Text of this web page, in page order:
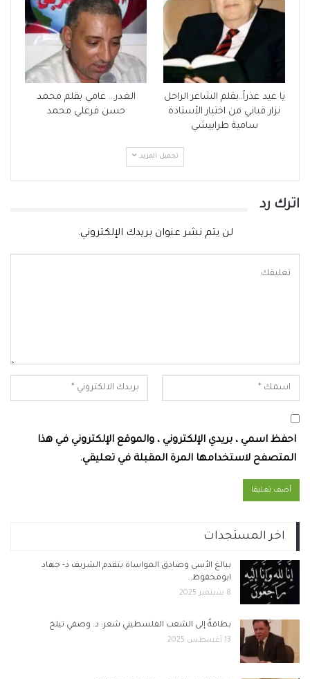
يا عيد عذراً..بقلم الشاعر الراحل
نزار قباني من اختيار الأستاذة
سامية طرابيشي
الغدر… عامي بقلم محمد
حسن فرغلي محمد
تحميل المزيد
اترك رد
لن يتم نشر عنوان بريدك الإلكتروني.
احفظ اسمي ، بريدي الإلكتروني ، والموقع الإلكتروني في هذا
المتصفح لاستخدامها المرة المقبلة في تعليقي.
اخر المستجدات
ببالغ الأسى وصادق المواساة يتقدم الشريف د- جهاد
ابومحفوظ…
8 سبتمبر 2025
بطاقةٌ إلى الشعب الفلسطيني شعر: د. وصفي تيلخ
13 أغسطس 2025